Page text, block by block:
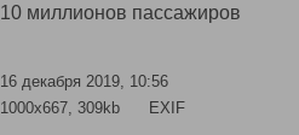
10 миллионов пассажиров
16 декабря 2019, 10:56
1000x667, 309kb
EXIF